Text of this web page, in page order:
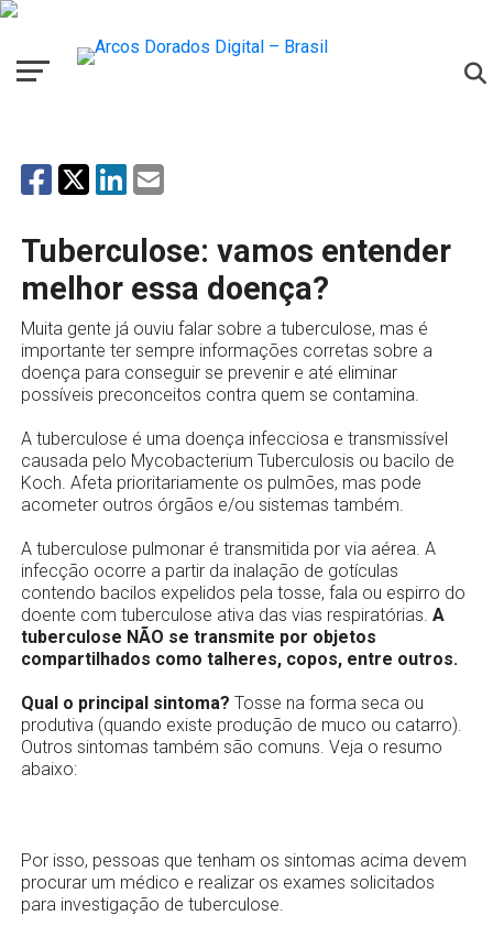
Tuberculose: vamos entender
melhor essa doença?
Muita gente já ouviu falar sobre a tuberculose, mas é
importante ter sempre informações corretas sobre a
doença para conseguir se prevenir e até eliminar
possíveis preconceitos contra quem se contamina.
A tuberculose é uma doença infecciosa e transmissível
causada pelo Mycobacterium Tuberculosis ou bacilo de
Koch. Afeta prioritariamente os pulmões, mas pode
acometer outros órgãos e/ou sistemas também.
A tuberculose pulmonar é transmitida por via aérea. A
infecção ocorre a partir da inalação de gotículas
contendo bacilos expelidos pela tosse, fala ou espirro do
doente com tuberculose ativa das vias respiratórias. A
tuberculose NÃO se transmite por objetos
compartilhados como talheres, copos, entre outros.
Qual o principal sintoma? Tosse na forma seca ou
produtiva (quando existe produção de muco ou catarro).
Outros sintomas também são comuns. Veja o resumo
abaixo:
Por isso, pessoas que tenham os sintomas acima devem
procurar um médico e realizar os exames solicitados
para investigação de tuberculose.